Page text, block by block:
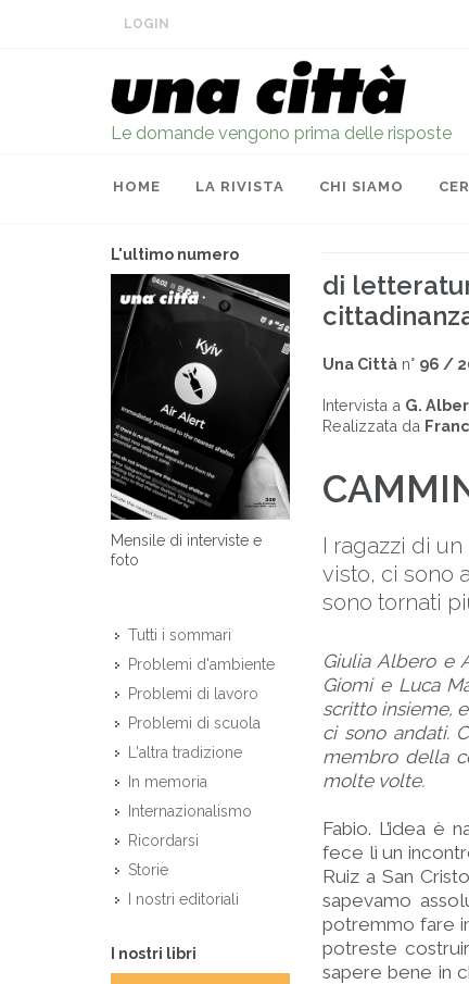
LOGIN
Le domande vengono prima delle risposte
HOME LA RIVISTA CHI SIAMO
L'ultimo numero
Mensile di interviste e
foto
Tutti i sommari
Problemi d'ambiente
Problemi di lavoro
Problemi di scuola
L'altra tradizione
In memoria
Internazionalismo
Ricordarsi
Storie
I nostri editoriali
I nostri libri
di
Una Città n° 96 /
Intervista a G.
Realizzata da
I ragazzi di
visto, ci sono
sono tornati
Giulia Albero e
Giomi e Luca
scritto insieme,
ci sono andati.
membro della
molte volte.
Fabio. L’idea è
fece lì un
Ruiz a San
sapevamo
potremmo fare
potreste
sapere bene in